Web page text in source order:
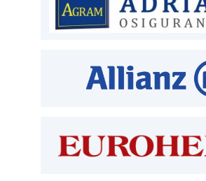
ČLANSTVO
TEHNIČKI PREGLED I
kontrolori T:01 6502 265
blagajna T:01 6502 261